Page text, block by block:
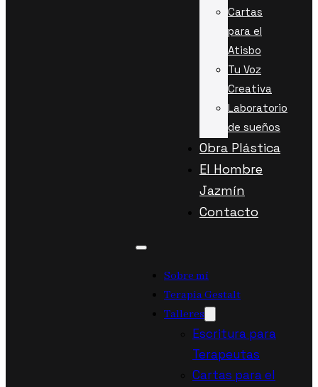
Cartas
para el
Atisbo
Tu Voz
Creativa
Laboratorio
de sueños
Obra Plástica
El Hombre
Jazmín
Contacto
Sobre mí
Terapia Gestalt
Talleres
Escritura para
Terapeutas
Cartas para el